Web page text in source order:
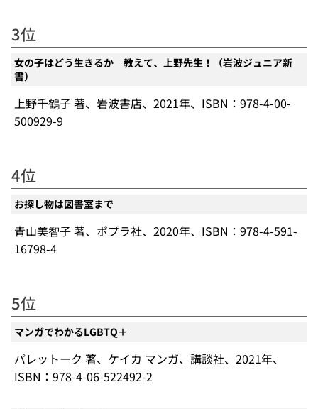
3位
女の子はどう生きるか 教えて、上野先生！（岩波ジュニア新
書）
上野千鶴子 著、岩波書店、2021年、ISBN：978-4-00-
500929-9
4位
お探し物は図書室まで
青山美智子 著、ポプラ社、2020年、ISBN：978-4-591-
16798-4
5位
マンガでわかるLGBTQ＋
パレットーク 著、ケイカ マンガ、講談社、2021年、
ISBN：978-4-06-522492-2